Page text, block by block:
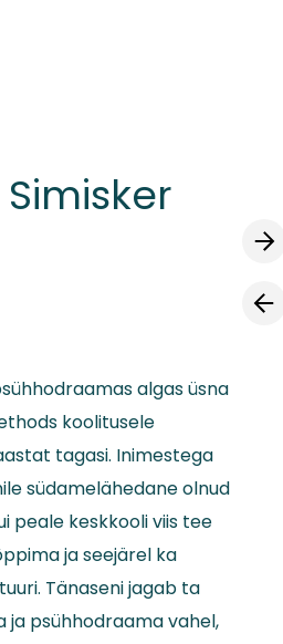
algas üsna
koolitusele
tagasi. Inimestega
südamelähedane olnud
peale keskkooli viis tee
ja seejärel ka
Tänaseni jagab ta
ja psühhodraama vahel,